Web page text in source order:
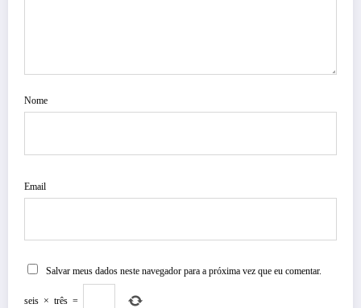
Nome
Email
Salvar meus dados neste navegador para a próxima vez que eu comentar.
seis × três =